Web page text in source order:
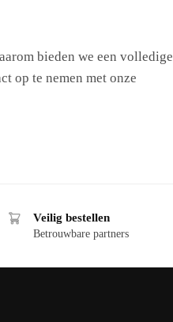
bieden we een volledige
op te nemen met onze
Veilig bestellen
Betrouwbare partners